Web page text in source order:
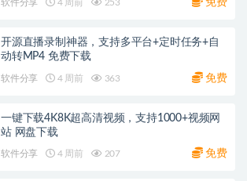
软件分享 4 周前 253 免费
开源直播录制神器，支持多平台+定时任务+自
动转MP4 免费下载
软件分享 4 周前 363 免费
一键下载4K8K超高清视频，支持1000+视频网
站 网盘下载
软件分享 4 周前 207 免费